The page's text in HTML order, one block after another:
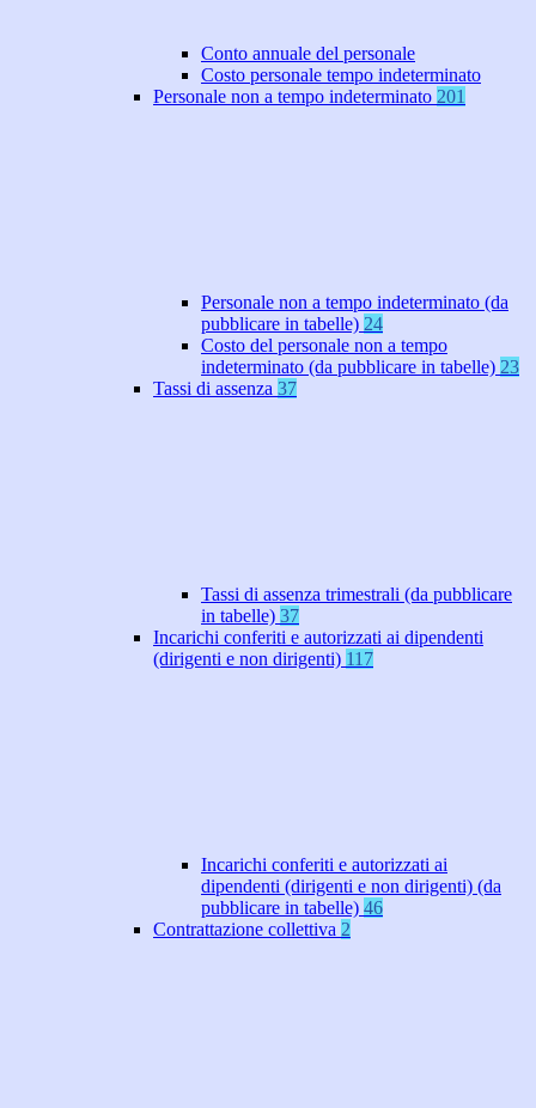
Conto annuale del personale
Costo personale tempo indeterminato
Personale non a tempo indeterminato 201
Personale non a tempo indeterminato (da
pubblicare in tabelle) 24
Costo del personale non a tempo
indeterminato (da pubblicare in tabelle) 23
Tassi di assenza 37
Tassi di assenza trimestrali (da pubblicare
in tabelle) 37
Incarichi conferiti e autorizzati ai dipendenti
(dirigenti e non dirigenti) 117
Incarichi conferiti e autorizzati ai
dipendenti (dirigenti e non dirigenti) (da
pubblicare in tabelle) 46
Contrattazione collettiva 2